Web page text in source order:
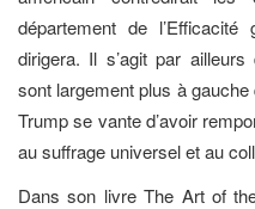
département de
dirigera. Il s’agit par
sont largement plus à
Trump se vante d’avoir
au suffrage universel et au
Dans son livre The Art of